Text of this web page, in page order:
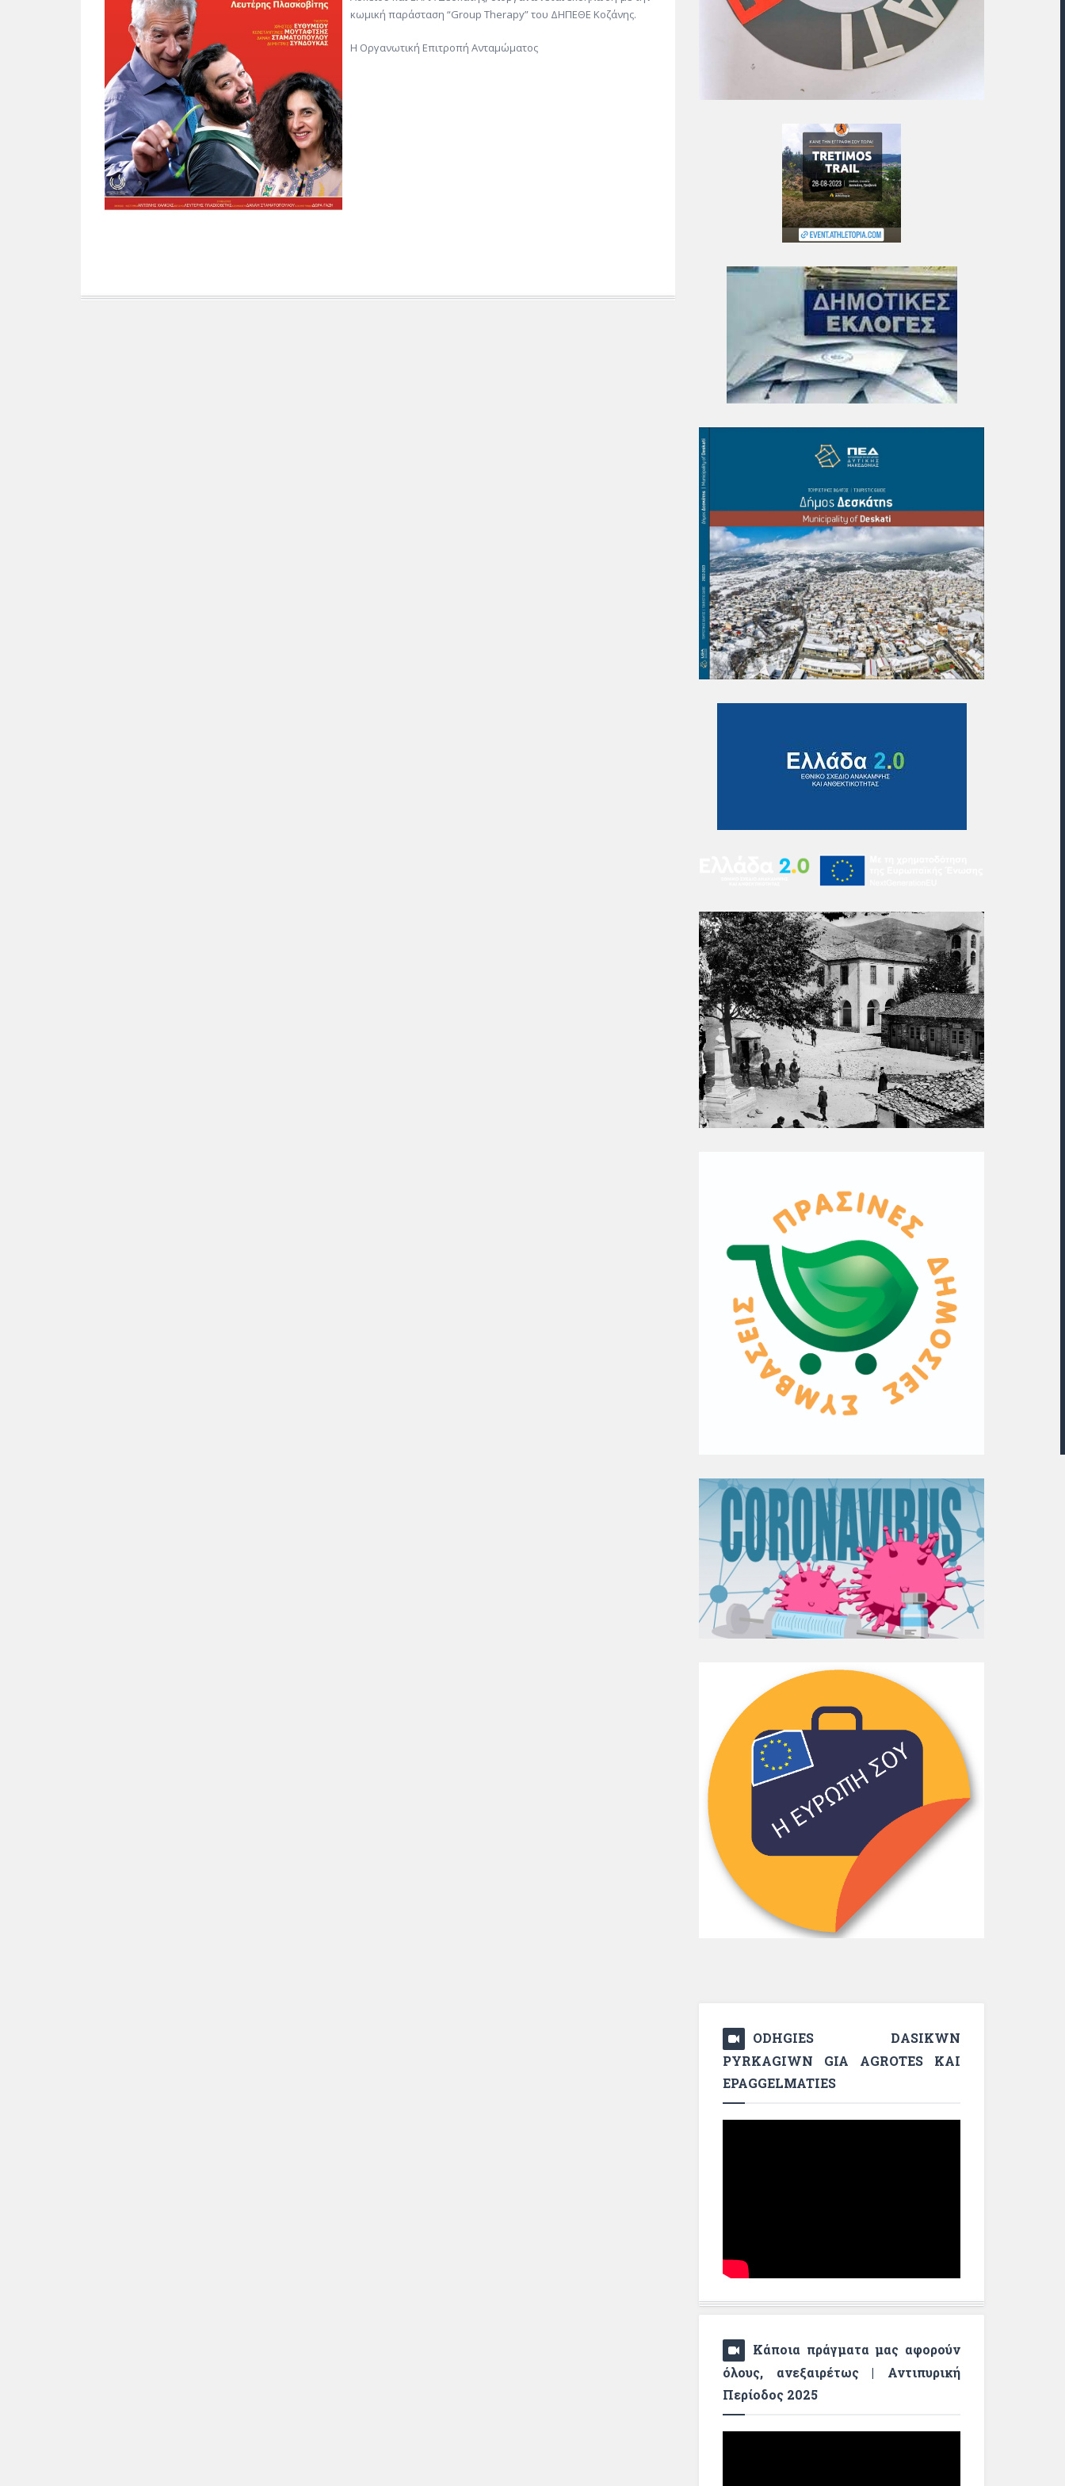
κωμική παράσταση “Group Therapy” του ΔΗΠΕΘΕ Κοζάνης.
Η Οργανωτική Επιτροπή Ανταμώματος
ODHGIES DASIKWN
PYRKAGIWN GIA AGROTES KAI
EPAGGELMATIES
Κάποια πράγματα μας αφορούν
όλους, ανεξαιρέτως | Αντιπυρική
Περίοδος 2025